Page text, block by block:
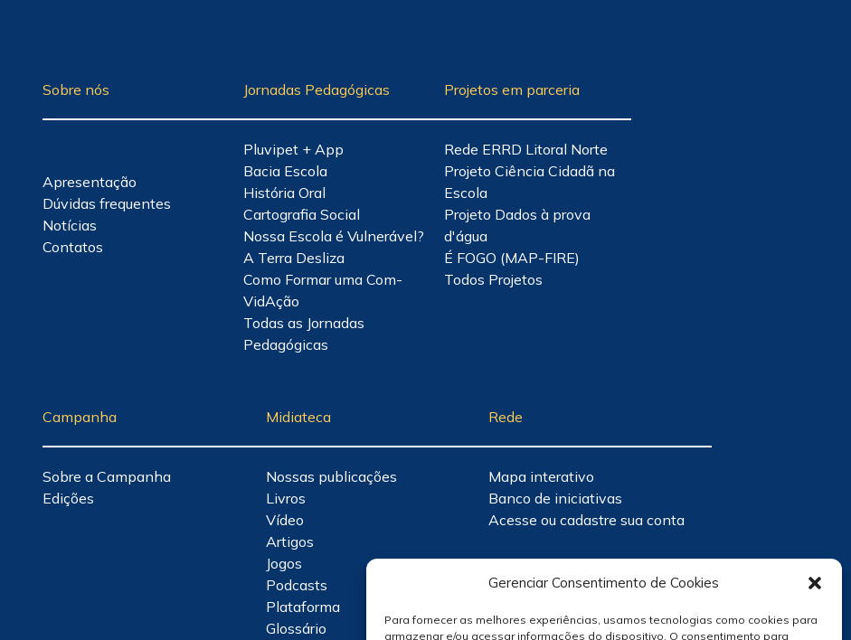
Gerenciar Consentimento de Cookies
Para fornecer as melhores experiências, usamos tecnologias como cookies para
armazenar e/ou acessar informações do dispositivo. O consentimento para
Sobre nós
Apresentação
Dúvidas frequentes
Notícias
Contatos
Jornadas Pedagógicas
Pluvipet + App
Bacia Escola
História Oral
Cartografia Social
Nossa Escola é Vulnerável?
A Terra Desliza
Como Formar uma Com-
VidAção
Todas as Jornadas
Pedagógicas
Projetos em parceria
Rede ERRD Litoral Norte
Projeto Ciência Cidadã na
Escola
Projeto Dados à prova
d'água
É FOGO (MAP-FIRE)
Todos Projetos
Campanha
Sobre a Campanha
Edições
Midiateca
Nossas publicações
Livros
Vídeo
Artigos
Jogos
Podcasts
Plataforma
Glossário
Rede
Mapa interativo
Banco de iniciativas
Acesse ou cadastre sua conta